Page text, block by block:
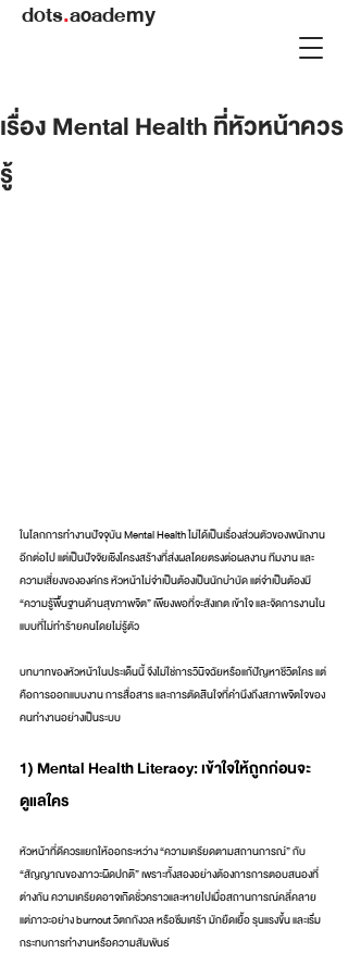
dots.academy
เรื่อง Mental Health ที่หัวหน้าควร
รู้
ในโลกการทำงานปัจจุบัน Mental Health ไม่ได้เป็นเรื่องส่วนตัวของพนักงาน
อีกต่อไป แต่เป็นปัจจัยเชิงโครงสร้างที่ส่งผลโดยตรงต่อผลงาน ทีมงาน และ
ความเสี่ยงขององค์กร หัวหน้าไม่จำเป็นต้องเป็นนักบำบัด แต่จำเป็นต้องมี
“ความรู้พื้นฐานด้านสุขภาพจิต” เพียงพอที่จะสังเกต เข้าใจ และจัดการงานใน
แบบที่ไม่ทำร้ายคนโดยไม่รู้ตัว
บทบาทของหัวหน้าในประเด็นนี้ จึงไม่ใช่การวินิจฉัยหรือแก้ปัญหาชีวิตใคร แต่
คือการออกแบบงาน การสื่อสาร และการตัดสินใจที่คำนึงถึงสภาพจิตใจของ
คนทำงานอย่างเป็นระบบ
1) Mental Health Literacy: เข้าใจให้ถูกก่อนจะ
ดูแลใคร
หัวหน้าที่ดีควรแยกให้ออกระหว่าง “ความเครียดตามสถานการณ์” กับ
“สัญญาณของภาวะผิดปกติ” เพราะทั้งสองอย่างต้องการการตอบสนองที่
ต่างกัน ความเครียดอาจเกิดชั่วคราวและหายไปเมื่อสถานการณ์คลี่คลาย
แต่ภาวะอย่าง burnout วิตกกังวล หรือซึมเศร้า มักยืดเยื้อ รุนแรงขึ้น และเริ่ม
กระทบการทำงานหรือความสัมพันธ์